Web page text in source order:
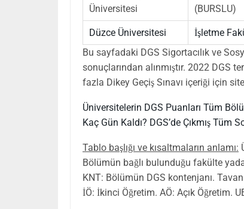
Üniversitesi
(BURSLU)
Düzce Üniversitesi İşletme
Bu sayfadaki DGS Sigortacılık ve
sonuçlarından alınmıştır. 2022 DGS
fazla Dikey Geçiş Sınavı içeriği için
Üniversitelerin DGS Puanları Tüm
Kaç Gün Kaldı? DGS’de Çıkmış Tüm
Tablo başlığı ve kısaltmaların anlamı:
Bölümün bağlı bulunduğu fakülte
KNT: Bölümün DGS kontenjanı.
İÖ: İkinci Öğretim. AÖ: Açık Öğretim.